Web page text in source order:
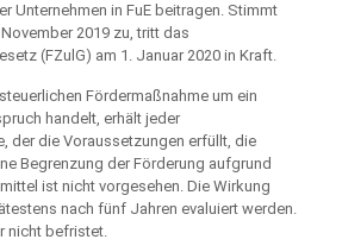
Unternehmen in FuE beitragen. Stimmt
2019 zu, tritt das
(FZulG) am 1. Januar 2020 in Kraft.
Fördermaßnahme um ein
handelt, erhält jeder
der die Voraussetzungen erfüllt, die
Begrenzung der Förderung aufgrund
ist nicht vorgesehen. Die Wirkung
nach fünf Jahren evaluiert werden.
nicht befristet.